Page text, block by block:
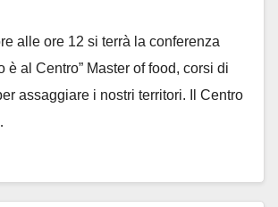
alle ore 12 si terrà la conferenza
è al Centro” Master of food, corsi di
assaggiare i nostri territori. Il Centro